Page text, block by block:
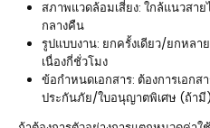
สภาพแวดล้อมเสี่ยง: ใกล้แนวส
กลางคืน
รูปแบบงาน: ยกครั้งเดียว/ยกหล
เนื่องกี่ชั่วโมง
ข้อกำหนดเอกสาร: ต้องการเอก
ประกันภัย/ใบอนุญาตพิเศษ (ถ้ามี)